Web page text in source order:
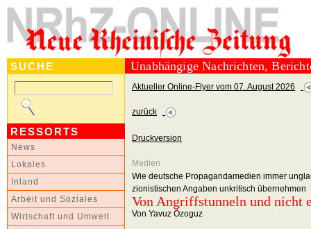
SUCHE
RESSORTS
News
Lokales
Inland
Arbeit und Soziales
Wirtschaft und Umwelt
Unabhängige Nachrichten,
Aktueller Online-Flyer vom 07. August 2026
zurück
Druckversion
Medien
Wie deutsche Propagandamedien immer
zionistischen Angaben unkritisch übernehmen
Von Angriffstunneln und nicht
Von Yavuz Özoguz